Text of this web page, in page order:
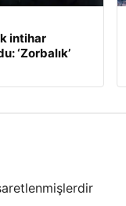
intihar
‘Zorbalık’